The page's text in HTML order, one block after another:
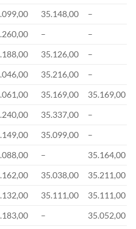
35.148,00
–
–
–
35.126,00
–
35.216,00
–
35.169,00
35.169,00
35.337,00
–
35.099,00
–
–
35.164,00
35.038,00
35.211,00
35.111,00
35.111,00
–
35.052,00